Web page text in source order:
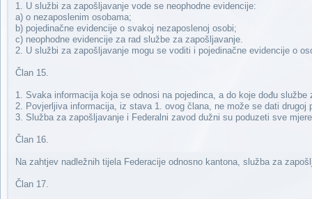
1. U službi za zapošljavanje vode se neophodne evidencije:
a) o nezaposlenim osobama;
b) pojedinačne evidencije o svakoj nezaposlenoj osobi;
c) neophodne evidencije za rad službe za zapošljavanje.
2. U službi za zapošljavanje mogu se voditi i pojedinačne evidencije o
Član 15.
1. Svaka informacija koja se odnosi na pojedinca, a do koje dođu
2. Povjerljiva informacija, iz stava 1. ovog člana, ne može se dati
3. Služba za zapošljavanje i Federalni zavod dužni su poduzeti sve
Član 16.
Na zahtjev nadležnih tijela Federacije odnosno kantona, služba za
Član 17.